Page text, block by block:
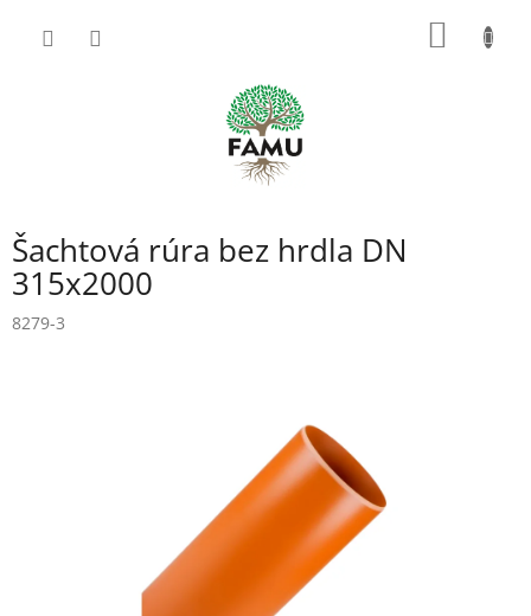
Šachtová rúra bez hrdla DN
315x2000
8279-3